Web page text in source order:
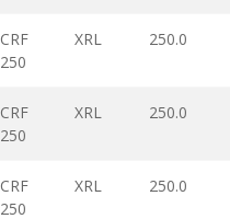
CRF
250
XRL 250.0
CRF
250
XRL 250.0
CRF
250
XRL 250.0